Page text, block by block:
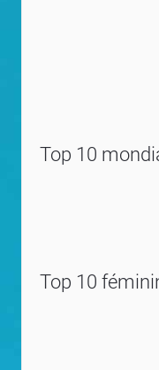
Top 10
Top 10